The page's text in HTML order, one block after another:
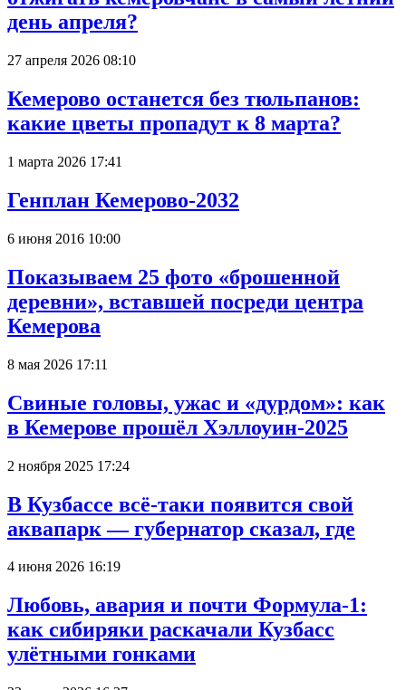
день апреля?
27 апреля 2026 08:10
Кемерово останется без тюльпанов:
какие цветы пропадут к 8 марта?
1 марта 2026 17:41
Генплан Кемерово-2032
6 июня 2016 10:00
Показываем 25 фото «брошенной
деревни», вставшей посреди центра
Кемерова
8 мая 2026 17:11
Свиные головы, ужас и «дурдом»: как
в Кемерове прошёл Хэллоуин-2025
2 ноября 2025 17:24
В Кузбассе всё-таки появится свой
аквапарк — губернатор сказал, где
4 июня 2026 16:19
Любовь, авария и почти Формула-1:
как сибиряки раскачали Кузбасс
улётными гонками